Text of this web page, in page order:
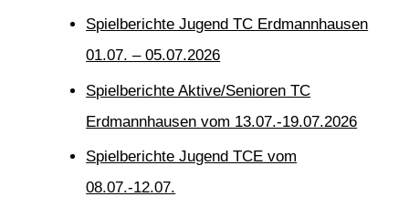
Spielberichte Jugend TC Erdmannhausen
01.07. – 05.07.2026
Spielberichte Aktive/Senioren TC
Erdmannhausen vom 13.07.-19.07.2026
Spielberichte Jugend TCE vom
08.07.-12.07.